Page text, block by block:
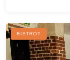
BISTROT